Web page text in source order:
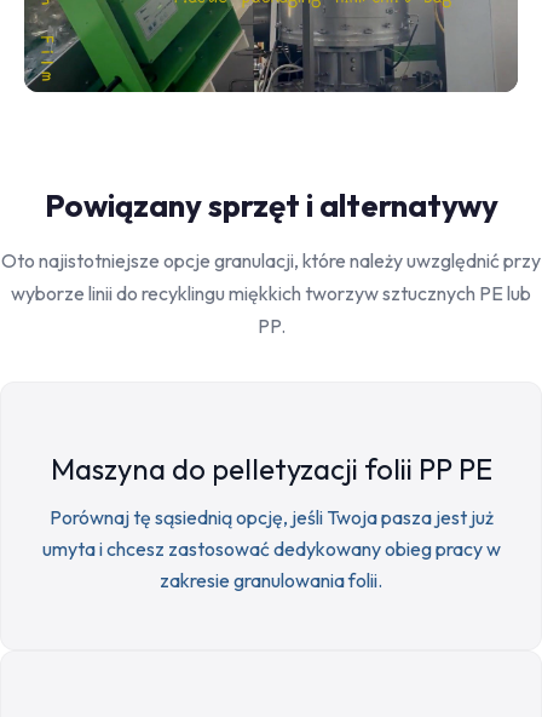
Powiązany sprzęt i alternatywy
Oto najistotniejsze opcje granulacji, które należy uwzględnić przy
wyborze linii do recyklingu miękkich tworzyw sztucznych PE lub
PP.
Maszyna do pelletyzacji folii PP PE
Porównaj tę sąsiednią opcję, jeśli Twoja pasza jest już
umyta i chcesz zastosować dedykowany obieg pracy w
zakresie granulowania folii.